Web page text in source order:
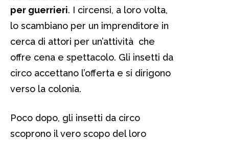
per guerrieri. I circensi, a loro volta,
lo scambiano per un imprenditore in
cerca di attori per un’attività che
offre cena e spettacolo. Gli insetti da
circo accettano l’offerta e si dirigono
verso la colonia.
Poco dopo, gli insetti da circo
scoprono il vero scopo del loro